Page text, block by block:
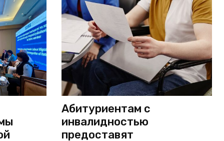
Абитуриентам с
инвалидностью
предоставят